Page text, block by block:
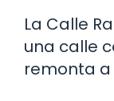
La Calle
una calle
remonta a